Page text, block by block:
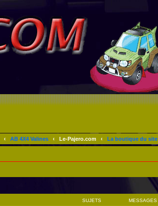
‹ AB 4X4 Valines ‹ Le-Pajero.com ‹ La boutique du site
SUJETS MESSAGES